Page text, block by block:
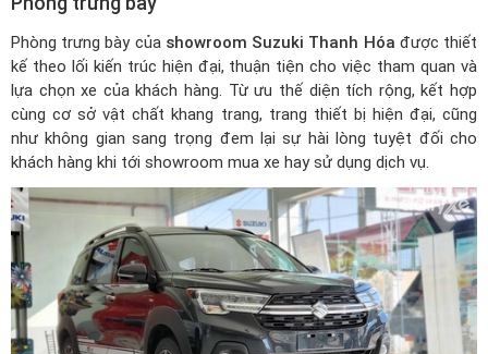
Phòng trưng bày của showroom Suzuki Thanh Hóa được thiết
kế theo lối kiến trúc hiện đại, thuận tiện cho việc tham quan và
lựa chọn xe của khách hàng. Từ ưu thế diện tích rộng, kết hợp
cùng cơ sở vật chất khang trang, trang thiết bị hiện đại, cũng
như không gian sang trọng đem lại sự hài lòng tuyệt đối cho
khách hàng khi tới showroom mua xe hay sử dụng dịch vụ.